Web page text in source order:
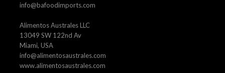
info@bafoodimports.com
Alimentos Australes LLC
13049 SW 122nd Av
Miami, USA
info@alimentosaustrales.com
www.alimentosaustrales.com